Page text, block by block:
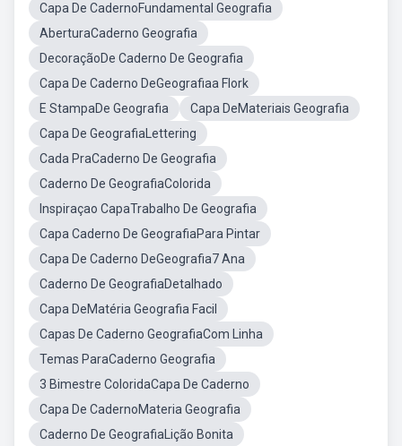
Capa De CadernoFundamental Geografia
AberturaCaderno Geografia
DecoraçãoDe Caderno De Geografia
Capa De Caderno DeGeografiaa Flork
E StampaDe Geografia
Capa DeMateriais Geografia
Capa De GeografiaLettering
Cada PraCaderno De Geografia
Caderno De GeografiaColorida
Inspiraçao CapaTrabalho De Geografia
Capa Caderno De GeografiaPara Pintar
Capa De Caderno DeGeografia7 Ana
Caderno De GeografiaDetalhado
Capa DeMatéria Geografia Facil
Capas De Caderno GeografiaCom Linha
Temas ParaCaderno Geografia
3 Bimestre ColoridaCapa De Caderno
Capa De CadernoMateria Geografia
Caderno De GeografiaLição Bonita